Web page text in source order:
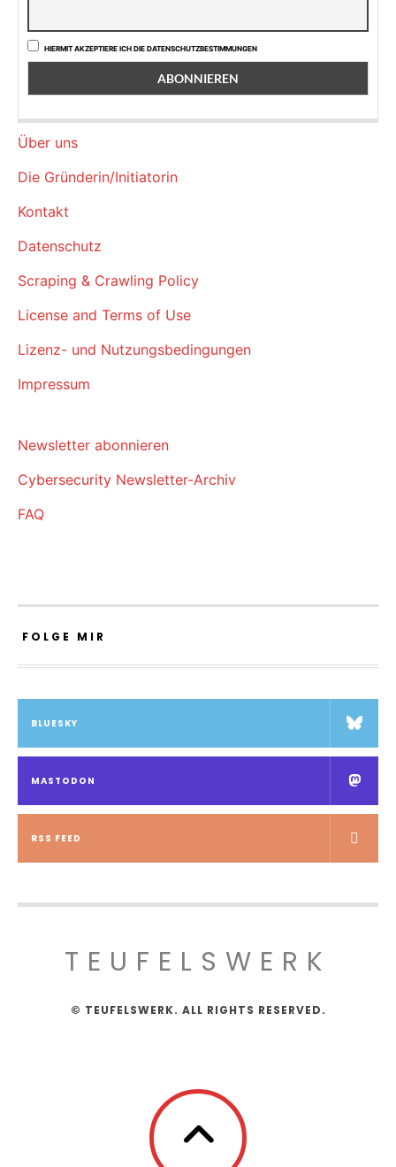
HIERMIT AKZEPTIERE ICH DIE DATENSCHUTZBESTIMMUNGEN
Über uns
Die Gründerin/Initiatorin
Kontakt
Datenschutz
Scraping & Crawling Policy
License and Terms of Use
Lizenz- und Nutzungsbedingungen
Impressum
Newsletter abonnieren
Cybersecurity Newsletter-Archiv
FAQ
FOLGE MIR
BLUESKY
MASTODON
RSS FEED
TEUFELSWERK
© TEUFELSWERK. ALL RIGHTS RESERVED.